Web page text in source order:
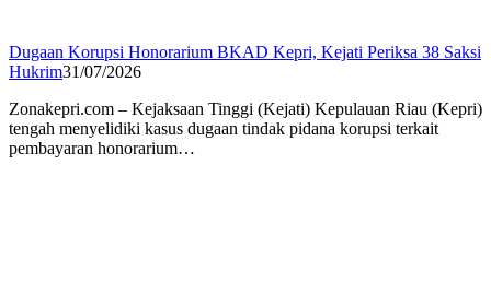
Dugaan Korupsi Honorarium BKAD Kepri, Kejati Periksa 38 Saksi
Hukrim31/07/2026
Zonakepri.com – Kejaksaan Tinggi (Kejati) Kepulauan Riau (Kepri)
tengah menyelidiki kasus dugaan tindak pidana korupsi terkait
pembayaran honorarium…